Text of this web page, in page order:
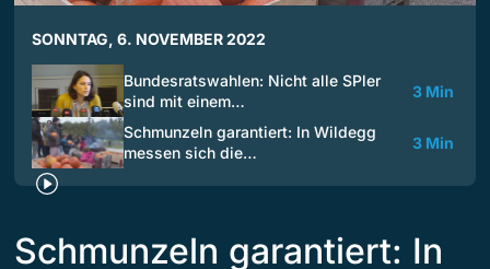
SONNTAG, 6. NOVEMBER 2022
Bundesratswahlen: Nicht alle SPler
sind mit einem…
3 Min
Schmunzeln garantiert: In Wildegg
messen sich die…
3 Min
Schmunzeln garantiert: In